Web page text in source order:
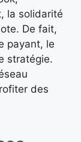
la solidarité
De fait,
payant, le
stratégie.
des